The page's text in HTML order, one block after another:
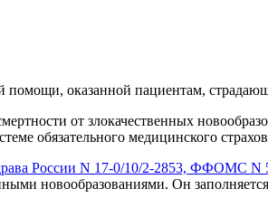
помощи, оказанной пациентам,
от злокачественных
обязательного медицинского
России N 17-0/10/2-2853, ФФОМС N
новообразованиями. Он